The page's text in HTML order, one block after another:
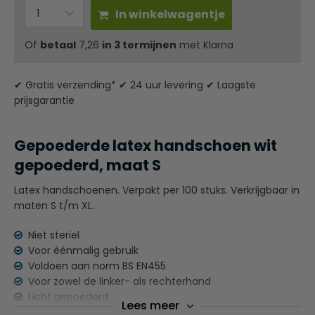
In winkelwagentje
Of betaal 7,26 in 3 termijnen met Klarna
✔ Gratis verzending* ✔ 24 uur levering ✔ Laagste
prijsgarantie
Gepoederde latex handschoen wit
gepoederd, maat S
Latex handschoenen. Verpakt per 100 stuks. Verkrijgbaar in
maten S t/m XL.
Niet steriel
Voor éénmalig gebruik
Voldoen aan norm BS EN455
Voor zowel de linker- als rechterhand
Licht gepoederd
Lees meer